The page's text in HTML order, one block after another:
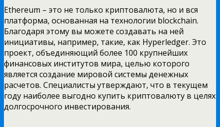
Ethereum – это не только криптовалюта, но и вся
платформа, основанная на технологии blockchain.
Благодаря этому вы можете создавать на ней
инициативы, например, такие, как Hyperledger. Это
проект, объединяющий более 100 крупнейших
финансовых институтов мира, целью которого
является создание мировой системы денежных
расчетов. Специалисты утверждают, что в текущем
году наиболее выгодно купить криптовалюту в целях
долгосрочного инвестирования.